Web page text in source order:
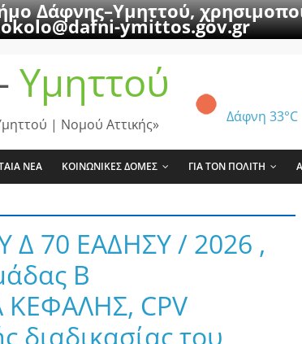
Δάφνης–Υμηττού,
ymittos.gov.gr
- Υμηττού
Δάφνη 33°C
| Νομού Αττικής»
ΝΕΑ ΚΟΙΝΩΝΙΚΕΣ ΔΟΜΕΣ ΓΙΑ ΤΟΝ ΠΟΛΙΤΗ
Δ 70 ΕΑΔΗΣΥ / 2026 ,
Β
CPV
διαδικασίας του